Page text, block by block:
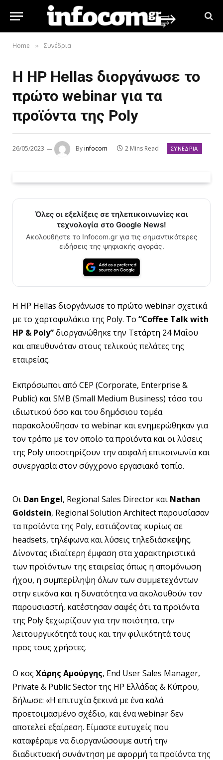
Home » Συνέδρια
Η ΗΡ Hellas διοργάνωσε το
πρώτο webinar για τα
προϊόντα της Poly
26/05/2023 Byinfocom 2 Mins Read ΣΥΝΈΔΡΙΑ
Όλες οι εξελίξεις σε τηλεπικοινωνίες και
τεχνολογία στο Google News!
Ακολουθήστε το Infocom.gr για τις σημαντικότερες
ειδήσεις της ψηφιακής αγοράς.
Η HP Hellas διοργάνωσε το πρώτο webinar σχετικά
με το χαρτοφυλάκιο της Poly. Το “Coffee Talkwith
HP & Poly”διοργανώθηκε την Τετάρτη 24 Μαΐου
και απευθυνόταν στους τελικούς πελάτες της
εταιρείας.
Εκπρόσωποι από CEP (Corporate, Enterprise &
Public) και SMB (Small Medium Business) τόσο του
ιδιωτικού όσο και του δημόσιου τομέα
παρακολούθησαν το webinar και ενημερώθηκαν για
τον τρόπο με τον οποίο τα προϊόντα και οι λύσεις
της Poly υποστηρίζουν την ασφαλή επικοινωνία και
συνεργασία στον σύγχρονο εργασιακό τοπίο.
Οι Dan Engel, Regional Sales Director και Nathan
Goldstein, Regional Solution Architect παρουσίασαν
τα προϊόντα της Poly, εστιάζοντας κυρίως σε
headsets, τηλέφωνα και λύσεις τηλεδιάσκεψης.
Δίνοντας ιδιαίτερη έμφαση στα χαρακτηριστικά
των προϊόντων της εταιρείας όπως η απομόνωση
ήχου, η συμπερίληψη όλων των συμμετεχόντων
στην εικόνα και η δυνατότητα να ακολουθούν τον
παρουσιαστή, κατέστησαν σαφές ότι τα προϊόντα
της Poly ξεχωρίζουν για την ποιότητα, την
λειτουργικότητά τους και την φιλικότητά τους
προς τους χρήστες.
Ο κος Χάρης Αμούργης, End User Sales Manager,
Private & Public Sector της HP Eλλάδας & Κύπρου,
δήλωσε: «Η επιτυχία ξεκινά με ένα καλά
προετοιμασμένο σχέδιο, και ένα webinar δεν
αποτελεί εξαίρεση. Είμαστε ευτυχείς που
καταφέραμε να διοργανώσουμε αυτή την
διαδικτυακή συνάντηση με αφορμή τα προϊόντα της